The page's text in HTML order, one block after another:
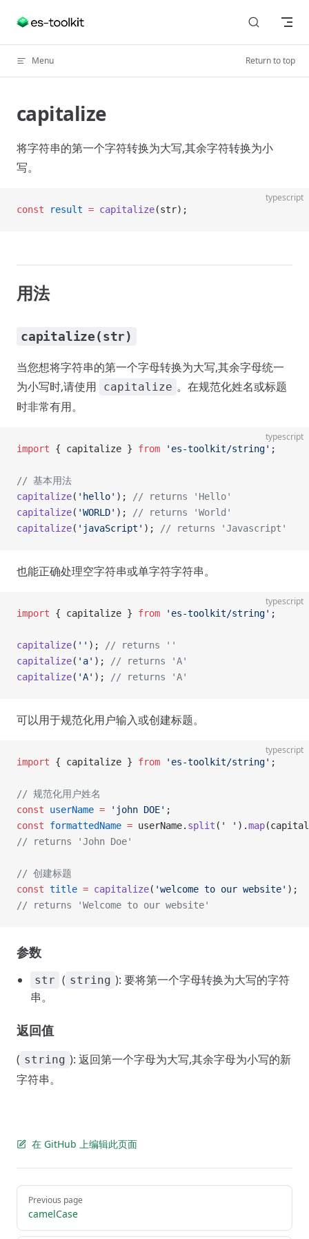
Skip to content
Menu Return to top
capitalize
将字符串的第一个字符转换为大写,其余字符转换为小
写。
typescript
const result = capitalize(str);
用法
capitalize(str)
当您想将字符串的第一个字母转换为大写,其余字母统一
为小写时,请使用
capitalize 。在规范化姓名或标题
时非常有用。
typescript
import { capitalize } from 'es-toolkit/string' ;
// 基本用法
capitalize( 'hello' );
// returns 'Hello'
capitalize( 'WORLD' );
// returns 'World'
capitalize( 'javaScript' ); // returns 'Javascript'
也能正确处理空字符串或单字符字符串。
typescript
import { capitalize } from 'es-toolkit/string' ;
capitalize( '' );
// returns ''
capitalize( 'a' );
// returns 'A'
capitalize( 'A' ); // returns 'A'
可以用于规范化用户输入或创建标题。
typescript
import { capitalize } from 'es-toolkit/string' ;
// 规范化用户姓名
const userName = 'john DOE' ;
const formattedName = userName. split ( ' ' ).map
// returns 'John Doe'
// 创建标题
const title = capitalize( 'welcome to our website' );
// returns 'Welcome to our website'
参数
str ( string ): 要将第一个字母转换为大写的字符
串。
返回值
( string ): 返回第一个字母为大写,其余字母为小写的新
字符串。
在 GitHub 上编辑此页面
Pager
Previous page
camelCase